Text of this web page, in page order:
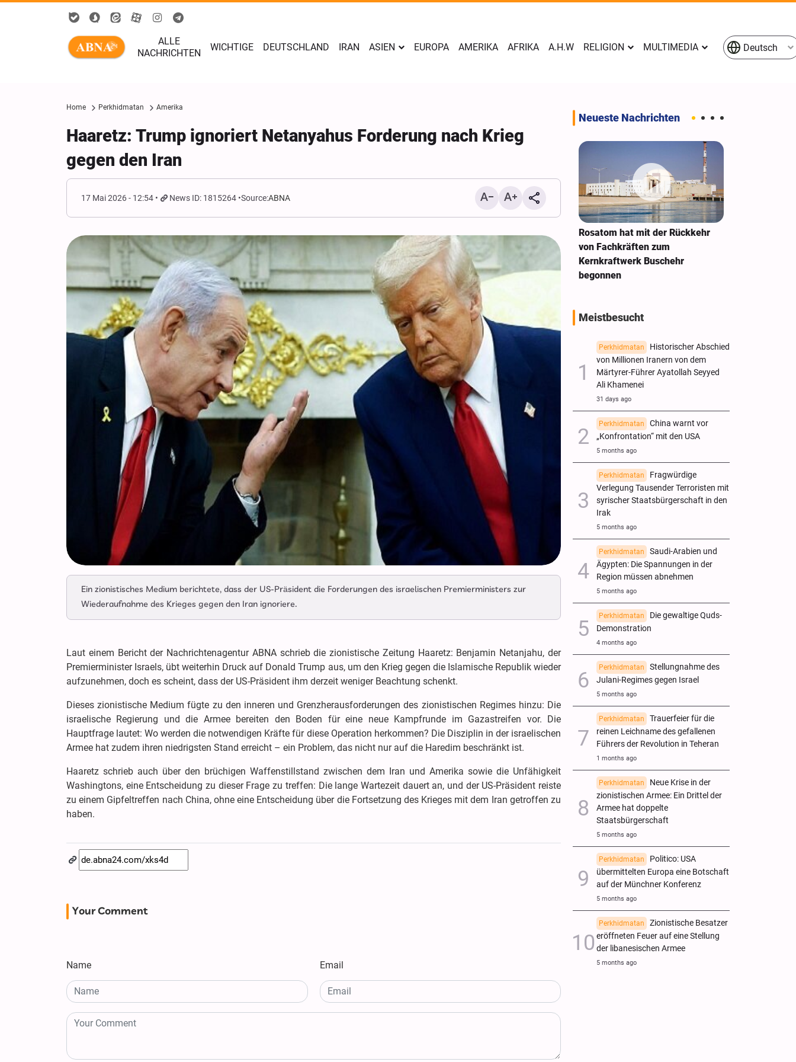
ALLE
NACHRICHTEN
WICHTIGE DEUTSCHLAND IRAN ASIEN EUROPA AMERIKA AFRIKA A.H.W RELIGION MULTIMEDIA Deutsch
Home Perkhidmatan Amerika
Haaretz: Trump ignoriert Netanyahus Forderung nach Krieg
gegen den Iran
17 Mai 2026 - 12:54 News ID: 1815264 Source:ABNA
Ein zionistisches Medium berichtete, dass der US-Präsident die Forderungen des israelischen Premierministers zur
Wiederaufnahme des Krieges gegen den Iran ignoriere.
Laut einem Bericht der Nachrichtenagentur ABNA schrieb die zionistische Zeitung Haaretz: Benjamin Netanjahu, der
Premierminister Israels, übt weiterhin Druck auf Donald Trump aus, um den Krieg gegen die Islamische Republik wieder
aufzunehmen, doch es scheint, dass der US-Präsident ihm derzeit weniger Beachtung schenkt.
Dieses zionistische Medium fügte zu den inneren und Grenzherausforderungen des zionistischen Regimes hinzu: Die
israelische Regierung und die Armee bereiten den Boden für eine neue Kampfrunde im Gazastreifen vor. Die
Hauptfrage lautet: Wo werden die notwendigen Kräfte für diese Operation herkommen? Die Disziplin in der israelischen
Armee hat zudem ihren niedrigsten Stand erreicht – ein Problem, das nicht nur auf die Haredim beschränkt ist.
Haaretz schrieb auch über den brüchigen Waffenstillstand zwischen dem Iran und Amerika sowie die Unfähigkeit
Washingtons, eine Entscheidung zu dieser Frage zu treffen: Die lange Wartezeit dauert an, und der US-Präsident reiste
zu einem Gipfeltreffen nach China, ohne eine Entscheidung über die Fortsetzung des Krieges mit dem Iran getroffen zu
haben.
Your Comment
Name Email
Neueste Nachrichten
Netanjahus Ablehnung des Gaza-
Friedensplans und der Gründung
eines unabhängigen
palästinensischen Staates
Rosatom hat mit der Rückkehr
von Fachkräften zum
Kernkraftwerk Buschehr
begonnen
Meistbesucht
Perkhidmatan
Historischer Abschied
von Millionen Iranern von dem
Märtyrer-Führer Ayatollah Seyyed
Ali Khamenei
31 days ago
Perkhidmatan
China warnt vor
„Konfrontation“ mit den USA
5 months ago
Perkhidmatan
Fragwürdige
Verlegung Tausender Terroristen mit
syrischer Staatsbürgerschaft in den
Irak
5 months ago
Perkhidmatan
Saudi-Arabien und
Ägypten: Die Spannungen in der
Region müssen abnehmen
5 months ago
Perkhidmatan
Die gewaltige Quds-
Demonstration
4 months ago
Perkhidmatan
Stellungnahme des
Julani-Regimes gegen Israel
5 months ago
Perkhidmatan
Trauerfeier für die
reinen Leichname des gefallenen
Führers der Revolution in Teheran
1 months ago
Perkhidmatan
Neue Krise in der
zionistischen Armee: Ein Drittel der
Armee hat doppelte
Staatsbürgerschaft
5 months ago
Perkhidmatan
Politico: USA
übermittelten Europa eine Botschaft
auf der Münchner Konferenz
5 months ago
Perkhidmatan
Zionistische Besatzer
eröffneten Feuer auf eine Stellung
der libanesischen Armee
5 months ago